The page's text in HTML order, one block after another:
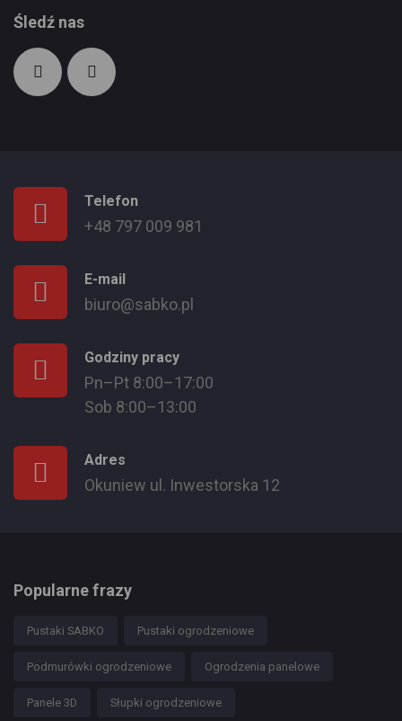
Śledź nas
Telefon
+48 797 009 981
E-mail
biuro@sabko.pl
Godziny pracy
Pn–Pt 8:00–17:00
Sob 8:00–13:00
Adres
Okuniew ul. Inwestorska 12
Popularne frazy
Pustaki SABKO Pustaki ogrodzeniowe
Podmurówki ogrodzeniowe Ogrodzenia panelowe
Panele 3D Słupki ogrodzeniowe